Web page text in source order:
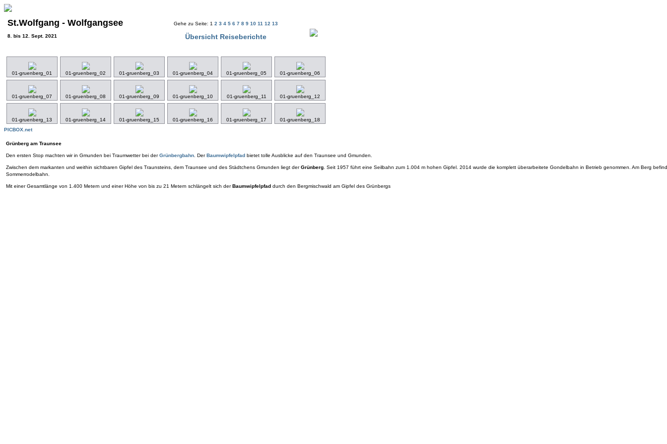
St.Wolfgang - Wolfgangsee
8. bis 12. Sept. 2021
Gehe zu Seite: 1 2 3 4 5 6 7 8 9 10 11 12 13
Übersicht Reiseberichte
01-gruenberg_01 01-gruenberg_02 01-gruenberg_03 01-gruenberg_04 01-gruenberg_05 01-gruenberg_06
01-gruenberg_07 01-gruenberg_08 01-gruenberg_09 01-gruenberg_10 01-gruenberg_11 01-gruenberg_12
01-gruenberg_13 01-gruenberg_14 01-gruenberg_15 01-gruenberg_16 01-gruenberg_17
01-gruenberg_18
PICBOX.net
Grünberg am Traunsee
Den ersten Stop machten wir in Gmunden bei Traumwetter bei derGrünbergbahn . DerBaumwipfelpfad bietet tolle Ausblicke auf den Traunsee und Gmunden.
Zwischen dem markanten und weithin sichtbaren Gipfel des Traunsteins, dem Traunsee und des Städtchens Gmunden liegt derGrünberg . Seit 1957 führt eine Seilbahn zum 1.004 m hohen Gipfel. 2014 wurde die komplett überarbeitete Gondelbahn in Betrieb genommen. Am Berg
Sommerrodelbahn.
Mit einer Gesamtlänge von 1.400 Metern und einer Höhe von bis zu 21 Metern schlängelt sich derBaumwipfelpfad durch den Bergmischwald am Gipfel des Grünbergs